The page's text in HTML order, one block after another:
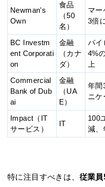
Newman's
Own
食品
（50
名）
マー
3倍
BC Investm
ent Corporati
on
金融
（カナ
ダ）
パイ
4%
上
Commercial
Bank of Dub
ai
金融
（UA
E）
年間
ニケ
Impact（IT
サービス）
IT
100
減、
特に注目すべきは、 従業